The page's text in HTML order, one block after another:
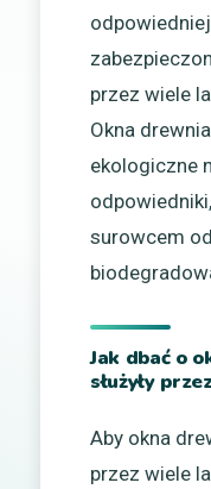
przez wiele
Okna
ekologiczne
surowcem
Jak dbać o
służyły
Aby okna
przez wiele